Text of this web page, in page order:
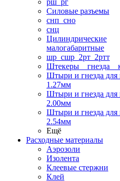
рш_рг
Силовые разъемы
снп_сно
снц
Цилиндрические
малогабаритные
шр_сшр_2рт_2ртт
Штекеры _ гнезда _
Штыри и гнезда для
1.27мм
Штыри и гнезда для
2.00мм
Штыри и гнезда для
2.54мм
Ещё
Расходные материалы
Аэрозоли
Изолента
Клеевые стержни
Клей